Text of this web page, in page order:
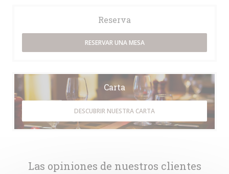
Las opiniones de nuestros clientes
Reserva
RESERVAR UNA MESA
Carta
DESCUBRIR NUESTRA CARTA